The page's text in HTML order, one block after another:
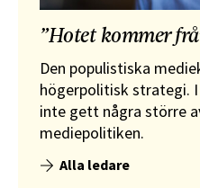
”Hotet kommer
Den populistiska
högerpolitisk strategi.
inte gett några större
mediepolitiken.
Alla ledare